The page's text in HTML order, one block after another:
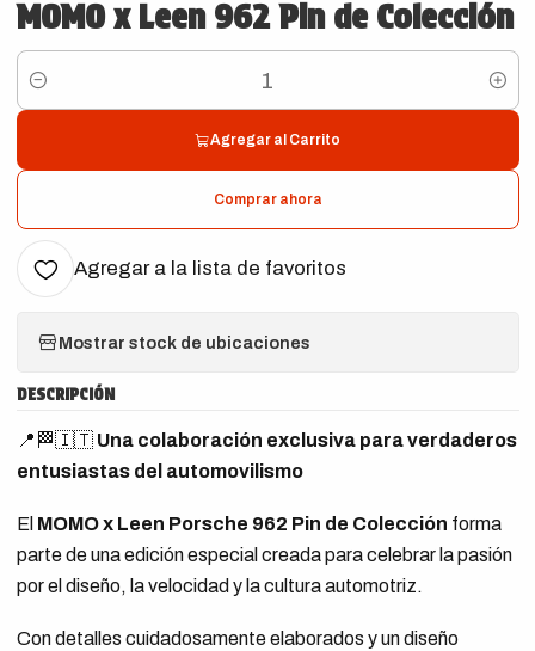
MOMO x Leen 962 Pin de Colección
Cantidad
Agregar al Carrito
Comprar ahora
Agregar a la lista de favoritos
Mostrar stock de ubicaciones
DESCRIPCIÓN
📍🏁🇮🇹 Una colaboración exclusiva para verdaderos
entusiastas del automovilismo
El MOMO x Leen Porsche 962 Pin de Colección forma
parte de una edición especial creada para celebrar la pasión
por el diseño, la velocidad y la cultura automotriz.
Con detalles cuidadosamente elaborados y un diseño